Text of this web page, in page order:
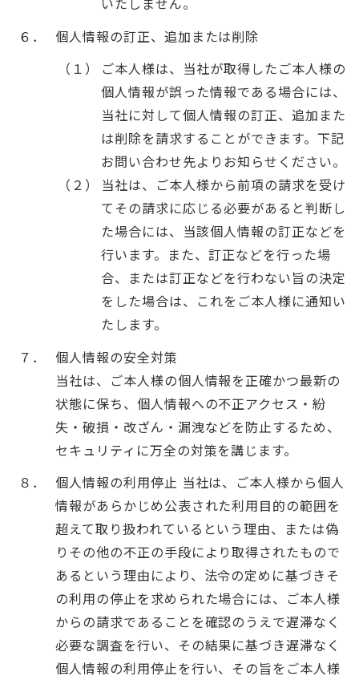
いたしません。
６．
個人情報の訂正、追加または削除
（１）
ご本人様は、当社が取得したご本人様の
個人情報が誤った情報である場合には、
当社に対して個人情報の訂正、追加また
は削除を請求することができます。下記
お問い合わせ先よりお知らせください。
（２）
当社は、ご本人様から前項の請求を受け
てその請求に応じる必要があると判断し
た場合には、当該個人情報の訂正などを
行います。また、訂正などを行った場
合、または訂正などを行わない旨の決定
をした場合は、これをご本人様に通知い
たします。
７．
個人情報の安全対策
当社は、ご本人様の個人情報を正確かつ最新の
状態に保ち、個人情報への不正アクセス・紛
失・破損・改ざん・漏洩などを防止するため、
セキュリティに万全の対策を講じます。
８．
個人情報の利用停止 当社は、ご本人様から個人
情報があらかじめ公表された利用目的の範囲を
超えて取り扱われているという理由、または偽
りその他の不正の手段により取得されたもので
あるという理由により、法令の定めに基づきそ
の利用の停止を求められた場合には、ご本人様
からの請求であることを確認のうえで遅滞なく
必要な調査を行い、その結果に基づき遅滞なく
個人情報の利用停止を行い、その旨をご本人様